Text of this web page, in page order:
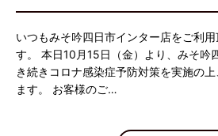
いつもみそ吟四日市インター店をご利
す。 本日10月15日（金）より、みそ吟
き続きコロナ感染症予防対策を実施の
ます。 お客様のご…